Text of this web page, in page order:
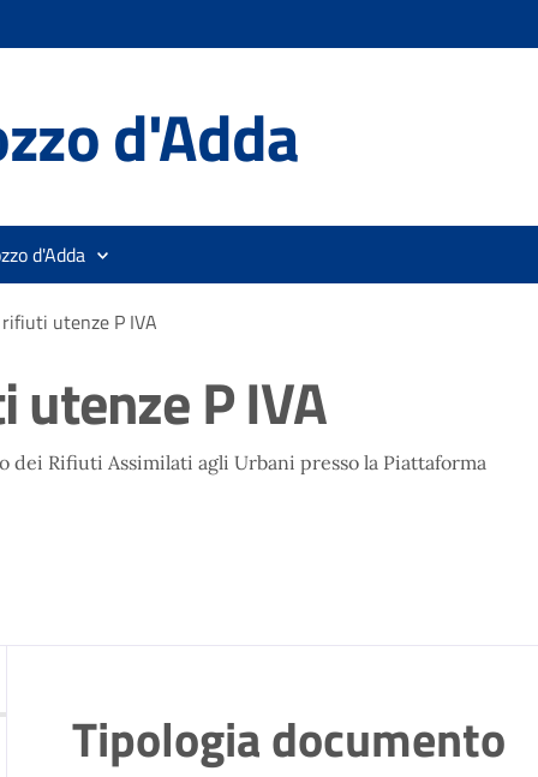
d'Adda
d'Adda
utenze P IVA
P IVA
Rifiuti Assimilati agli Urbani presso la Piattaforma
Tipologia documento